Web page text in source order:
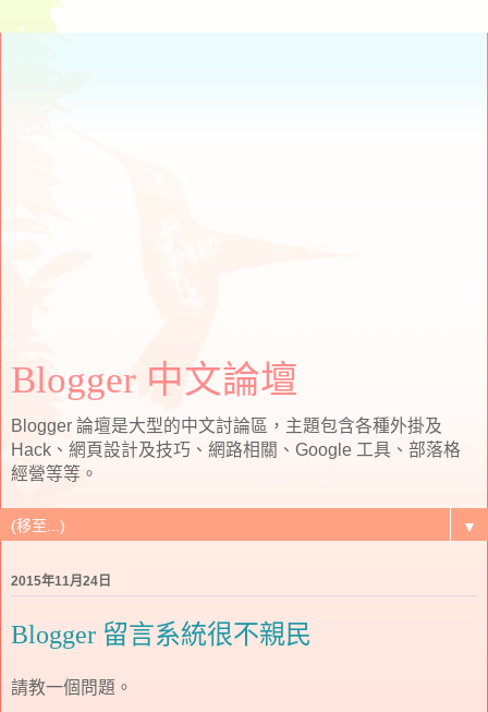
Blogger 中文論壇
Blogger 論壇是大型的中文討論區，主題包含各種外掛及
Hack、網頁設計及技巧、網路相關、Google 工具、部落格
經營等等。
▼
2015年11月24日
Blogger 留言系統很不親民
請教一個問題。